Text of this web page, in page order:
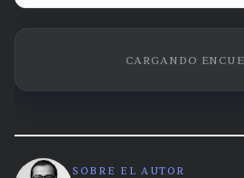
CARGANDO
SOBRE EL AUTOR